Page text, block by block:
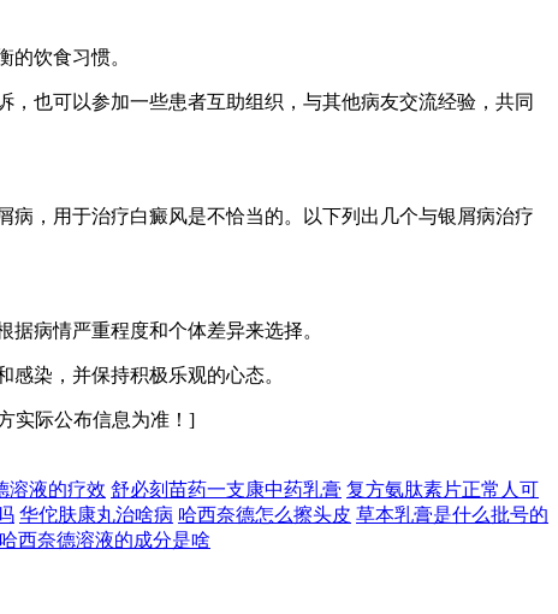
的饮食习惯。
也可以参加一些患者互助组织，与其他病友交流经验，共同
，用于治疗白癜风是不恰当的。以下列出几个与银屑病治疗
病情严重程度和个体差异来选择。
染，并保持积极乐观的心态。
实际公布信息为准！]
溶液的疗效 舒必刻苗药一支康中药乳膏 复方氨肽素片正常人可
华佗肤康丸治啥病 哈西奈德怎么擦头皮 草本乳膏是什么批号的
哈西奈德溶液的成分是啥